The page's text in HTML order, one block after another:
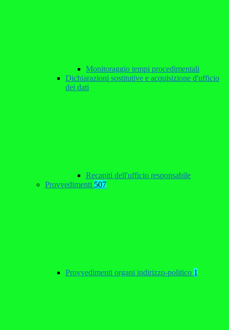
Monitoraggio tempi procedimentali
Dichiarazioni sostitutive e acquisizione d'ufficio
dei dati
Recapiti dell'ufficio responsabile
Provvedimenti 507
Provvedimenti organi indirizzo-politico 1